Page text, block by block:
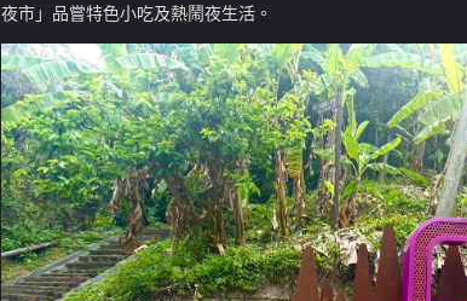
夜市」品嘗特色小吃及熱鬧夜生活。